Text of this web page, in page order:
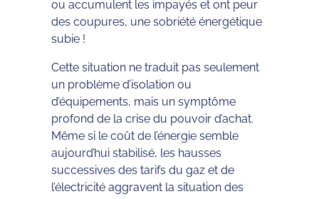
ou accumulent les impayés et ont peur
des coupures, une sobriété énergétique
subie !
Cette situation ne traduit pas seulement
un problème d’isolation ou
d’équipements, mais un symptôme
profond de la crise du pouvoir d’achat.
Même si le coût de l’énergie semble
aujourd’hui stabilisé, les hausses
successives des tarifs du gaz et de
l’électricité aggravent la situation des